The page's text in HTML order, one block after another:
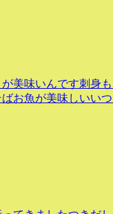
美味いんです刺身
お魚が美味しいい